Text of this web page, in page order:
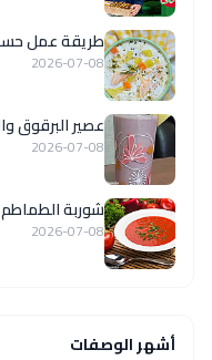
طريقة عمل
2026-07-08
عصير البرقوق
2026-07-08
شوربة الطماطم
2026-07-08
أشهر الوصفات